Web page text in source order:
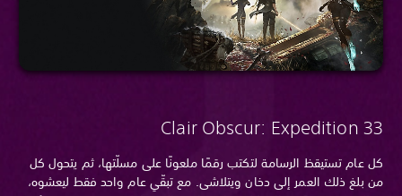
Clair Obscur: Expedition 33
كل عام تستيقظ الرسامة لتكتب رقمًا ملعونًا على مسلّتها، ثم يتحول كل
من بلغ ذلك العمر إلى دخان ويتلاشى. مع تبقّي عام واحد فقط ليعشوه،